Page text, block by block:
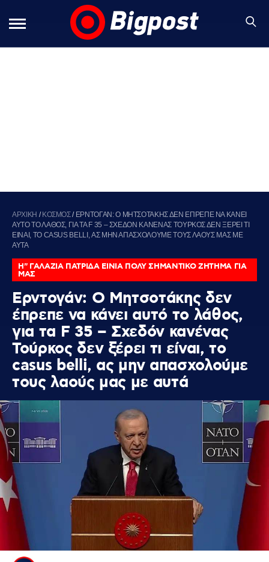
ΑΡΧΙΚΗ / ΚΟΣΜΟΣ/ ΕΡΝΤΟΓΑΝ: Ο ΜΗΤΣΟΤΑΚΗΣ ΔΕΝ ΕΠΡΕΠΕ ΝΑ ΚΑΝΕΙ
ΑΥΤΟ ΤΟ ΛΑΘΟΣ, ΓΙΑ ΤΑ F 35 – ΣΧΕΔΟΝ ΚΑΝΕΝΑΣ ΤΟΥΡΚΟΣ ΔΕΝ ΞΕΡΕΙ ΤΙ
ΕΙΝΑΙ, ΤΟ CASUS BELLI, ΑΣ ΜΗΝ ΑΠΑΣΧΟΛΟΥΜΕ ΤΟΥΣ ΛΑΟΥΣ ΜΑΣ ΜΕ
ΑΥΤΑ
Η" ΓΑΛΑΖΙΑ ΠΑΤΡΙΔΑ ΕΙΝΙΑ ΠΟΛΥ ΣΗΜΑΝΤΙΚΟ ΖΗΤΗΜΑ ΓΙΑ
ΜΑΣ
Ερντογάν: Ο Μητσοτάκης δεν
έπρεπε να κάνει αυτό το λάθος,
για τα F 35 – Σχεδόν κανένας
Τούρκος δεν ξέρει τι είναι, το
casus belli, ας μην απασχολούμε
τους λαούς μας με αυτά